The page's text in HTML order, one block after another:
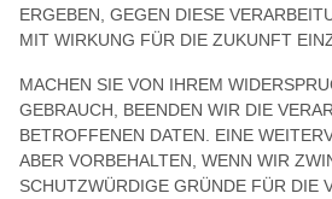
ERGEBEN, GEGEN DIESE
MIT WIRKUNG FÜR DIE ZUKUNFT
MACHEN SIE VON IHREM
GEBRAUCH, BEENDEN WIR DIE
BETROFFENEN DATEN. EINE
ABER VORBEHALTEN, WENN WIR
SCHUTZWÜRDIGE GRÜNDE FÜR DIE